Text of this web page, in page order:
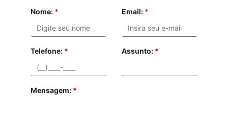
Nome: * Email: *
Telefone: * Assunto: *
Mensagem: *